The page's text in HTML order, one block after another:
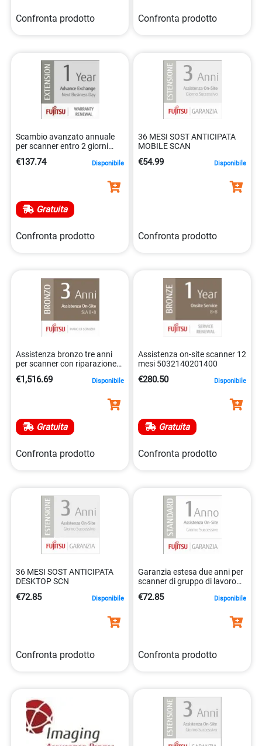
Confronta prodotto Confronta prodotto
Scambio avanzato annuale
per scanner entro 2 giorni
€137.74 Disponibile
Gratuita
Confronta prodotto
36 MESI SOST ANTICIPATA
MOBILE SCAN
€54.99 Disponibile
Confronta prodotto
Assistenza bronzo tre anni
per scanner con riparazione
€1,516.69 Disponibile
Gratuita
Confronta prodotto
Assistenza on-site scanner 12
mesi 5032140201400
€280.50 Disponibile
Gratuita
Confronta prodotto
36 MESI SOST ANTICIPATA
DESKTOP SCN
€72.85 Disponibile
Confronta prodotto
Garanzia estesa due anni per
scanner di gruppo di lavoro
€72.85 Disponibile
Confronta prodotto